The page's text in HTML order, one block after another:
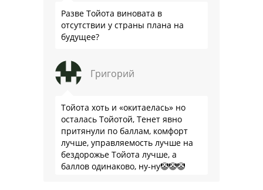
Разве Тойота виновата в
отсутствии у страны плана на
будущее?
Григорий
Тойота хоть и «окитаелась» но
осталась Тойотой, Тенет явно
притянули по баллам, комфорт
лучше, управляемость лучше на
бездорожье Тойота лучше, а
баллов одинаково, ну-ну🤡🤡🤡